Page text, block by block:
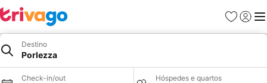
Favoritos
Iniciar
Destino
Porlezza
Check-in/out Hóspedes e quartos